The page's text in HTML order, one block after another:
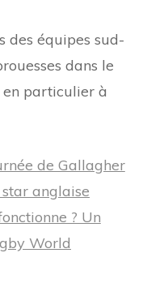
des équipes sud-
dans le
en particulier à
de Gallagher
anglaise
? Un
World